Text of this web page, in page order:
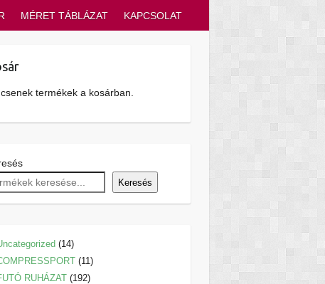
MÉRET TÁBLÁZAT KAPCSOLAT
termékek a kosárban.
Keresés
1414
termék
1111
termék
RUHÁZAT 192192